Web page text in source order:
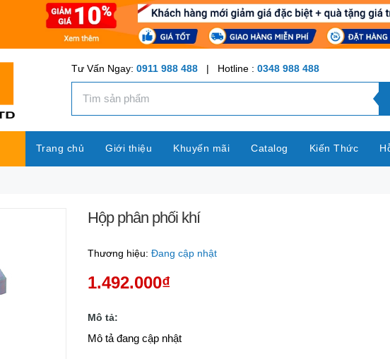
Tư Vấn Ngay: 0911 988 488 | Hotline : 0348 988 488
Trang chủ Giới thiệu Khuyến mãi Catalog Kiến Thức
Hộp phân phối khí
Thương hiệu: Đang cập nhật
1.492.000₫
Mô tả:
Mô tả đang cập nhật